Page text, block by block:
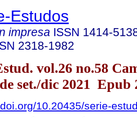
Estudos
impresa ISSN 1414-
2318-1982
vol.26 no.58
set./dic 2021 Epub
10.20435/serie-